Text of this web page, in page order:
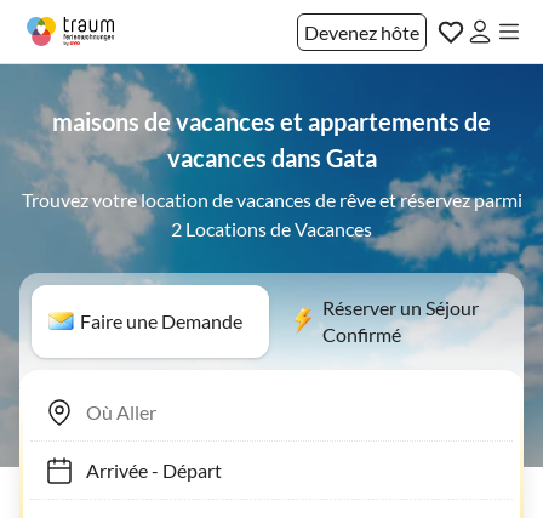
Devenez hôte
maisons de vacances et appartements de
vacances dans Gata
Trouvez votre location de vacances de rêve et réservez parmi
2 Locations de Vacances
Faire une Demande
Réserver un Séjour
Confirmé
Arrivée- Départ